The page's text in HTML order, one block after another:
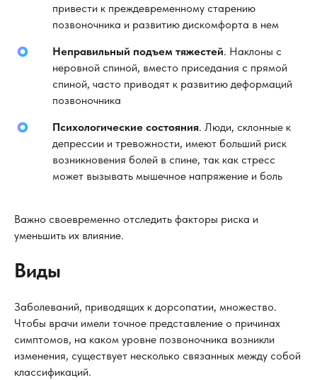
привести к преждевременному старению
позвоночника и развитию дискомфорта в нем
Неправильный подъем тяжестей. Наклоны с
неровной спиной, вместо приседания с прямой
спиной, часто приводят к развитию деформаций
позвоночника
Психологические состояния. Люди, склонные к
депрессии и тревожности, имеют больший риск
возникновения болей в спине, так как стресс
может вызывать мышечное напряжение и боль
Важно своевременно отследить факторы риска и
уменьшить их влияние.
Виды
Заболеваний, приводящих к дорсопатии, множество.
Чтобы врачи имели точное представление о причинах
симптомов, на каком уровне позвоночника возникли
изменения, существует несколько связанных между собой
классификаций.